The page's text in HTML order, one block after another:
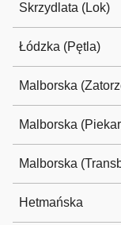
Skrzydlata (Lok)
Łódzka (Pętla)
Malborska
Malborska
Malborska
Hetmańska